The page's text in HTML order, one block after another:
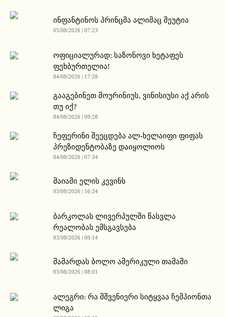
ინფანტინოს პრინცმა ალიმაც შეუტია
05/08/2026 | 07:23
ოფიციალურად: საზონოვი ხეტაფეს
ფეხბურთელია!
04/08/2026 | 17:28
გააგებინეთ მოურინიუს, ვინისიუსი აქ არის
თუ იქ?
04/08/2026 | 09:28
ჩეფერინი შეეცდება ალ-ხელაიფი ფიფას
პრეზიდენტობაზე დაიყოლიოს
04/08/2026 | 07:34
მაიამი ელის კევინს
03/08/2026 | 16:24
ბარკოლას ლივერპულში წასვლა
რეალობას ემსგავსება
03/08/2026 | 09:14
მამარდას ბოლო ამერიკული თამაში
03/08/2026 | 08:01
ალეგრი: რა მშვენიერი სიტყვაა ჩემპიონთა
ლიგა